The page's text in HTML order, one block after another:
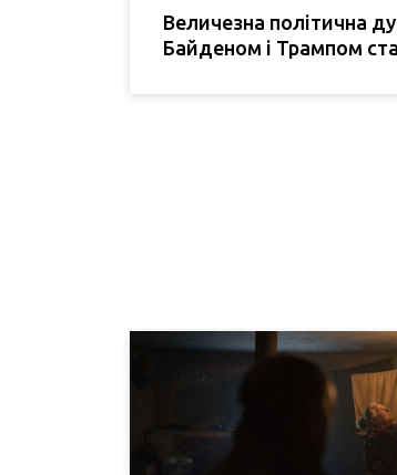
Величезна політична
Байденом і Трампом